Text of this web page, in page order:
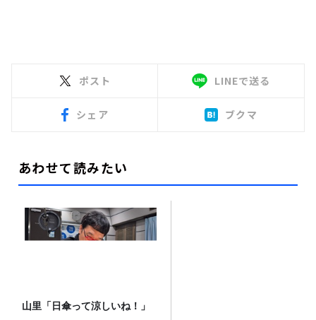
ポスト LINEで送る
シェア ブクマ
あわせて読みたい
山里「日傘って涼しいね！」